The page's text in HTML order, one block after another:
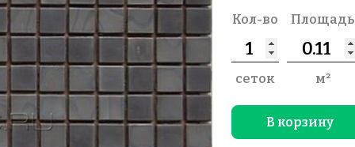
Кол-во
сеток
Площадь
м²
В корзину